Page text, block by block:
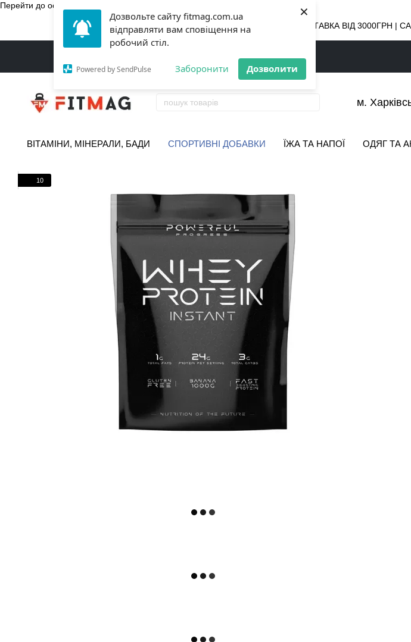
Дозвольте сайту fitmag.com.ua
відправляти вам сповіщення на
робочий стіл.
Powered by SendPulse Заборонити Дозволити
×
Перейти до основного контенту
БЕЗКОШТОВНА ДОСТАВКА ВІД 3000ГРН |
м.
ВІТАМІНИ, МІНЕРАЛИ, БАДИ СПОРТИВНІ ДОБАВКИ ЇЖА ТА НАПОЇ ОДЯГ ТА
10